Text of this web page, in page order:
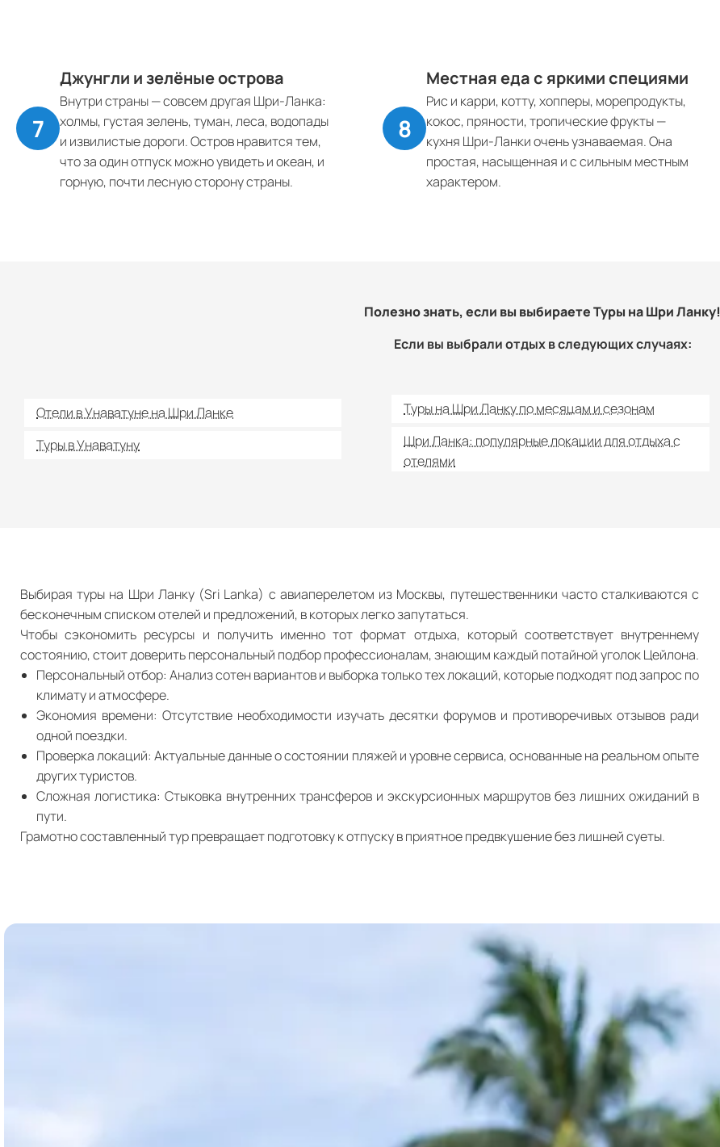
Джунгли и зелёные острова
Внутри страны — совсем другая Шри-Ланка:
холмы, густая зелень, туман, леса, водопады
и извилистые дороги. Остров нравится тем,
что за один отпуск можно увидеть и океан, и
горную, почти лесную сторону страны.
Местная еда с яркими специями
Рис и карри, котту, хопперы, морепродукты,
кокос, пряности, тропические фрукты —
кухня Шри-Ланки очень узнаваемая. Она
простая, насыщенная и с сильным местным
характером.
Полезно знать, если вы выбираете Туры на Шри Ланку!
Если вы выбрали отдых в следующих случаях:
Отели в Унаватуне на Шри Ланке
Туры в Унаватуну
Туры на Шри Ланку по месяцам и сезонам
Шри Ланка: популярные локации для отдыха с
отелями
Выбирая туры на Шри Ланку (Sri Lanka) с авиаперелетом из Москвы, путешественники часто сталкиваются с
бесконечным списком отелей и предложений, в которых легко запутаться.
Чтобы сэкономить ресурсы и получить именно тот формат отдыха, который соответствует внутреннему
состоянию, стоит доверить персональный подбор профессионалам, знающим каждый потайной уголок Цейлона.
Персональный отбор: Анализ сотен вариантов и выборка только тех локаций, которые подходят под запрос по
климату и атмосфере.
Экономия времени: Отсутствие необходимости изучать десятки форумов и противоречивых отзывов ради
одной поездки.
Проверка локаций: Актуальные данные о состоянии пляжей и уровне сервиса, основанные на реальном опыте
других туристов.
Сложная логистика: Стыковка внутренних трансферов и экскурсионных маршрутов без лишних ожиданий в
пути.
Грамотно составленный тур превращает подготовку к отпуску в приятное предвкушение без лишней суеты.